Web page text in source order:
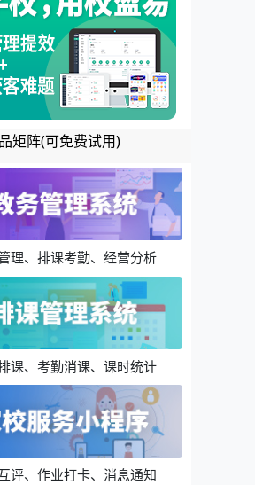
矩阵(可免费试用)
理、排课考勤、经营分析
课、考勤消课、课时统计
评、作业打卡、消息通知